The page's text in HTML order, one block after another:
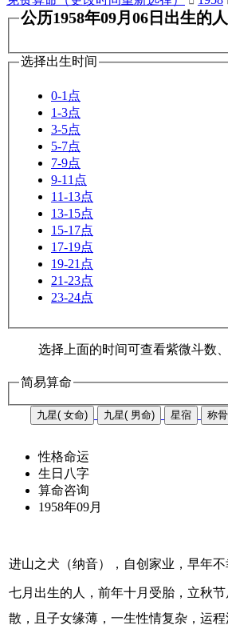
公历1958年09月06日出生的
选择出生时间
0-1点
1-3点
3-5点
5-7点
7-9点
9-11点
11-13点
13-15点
15-17点
17-19点
19-21点
21-23点
23-24点
选择上面的时间可查看紫微斗数
简易算命
九星( 女命) 九星( 男命) 星宿 称骨
性格命运
生日八字
算命咨询
1958年09月
进山之犬（纳音），自创家业，早年
七月出生的人，前年十月受胎，立秋
散，且子女缘薄，一生性情复杂，运